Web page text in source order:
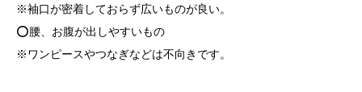
※袖口が密着しておらず広いものが良い。
⭕️腰、お腹が出しやすいもの
※ワンピースやつなぎなどは不向きです。